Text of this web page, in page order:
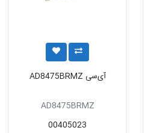
آی‌سی AD8475BRMZ
AD8475BRMZ
00405023